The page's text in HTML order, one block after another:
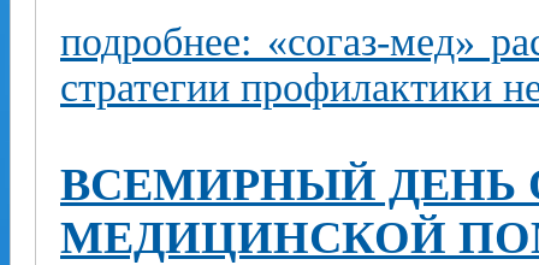
подробнее: «согаз-мед»
стратегии профилактики
ВСЕМИРНЫЙ ДЕНЬ
МЕДИЦИНСКОЙ